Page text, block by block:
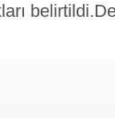
belirtildi.